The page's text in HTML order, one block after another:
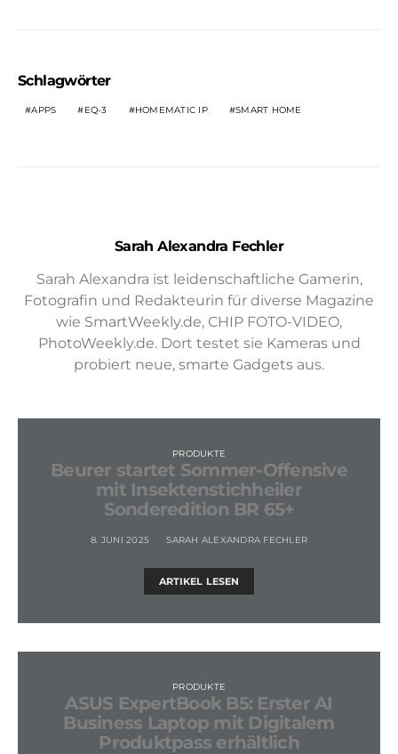
Schlagwörter
APPS EQ-3 HOMEMATIC IP SMART HOME
Sarah Alexandra Fechler
Sarah Alexandra ist leidenschaftliche Gamerin,
Fotografin und Redakteurin für diverse Magazine
wie SmartWeekly.de, CHIP FOTO-VIDEO,
PhotoWeekly.de. Dort testet sie Kameras und
probiert neue, smarte Gadgets aus.
PRODUKTE
Beurer startet Sommer-Offensive
mit Insektenstichheiler
Sonderedition BR 65+
8. JUNI 2025 SARAH ALEXANDRA FECHLER
ARTIKEL LESEN
PRODUKTE
ASUS ExpertBook B5: Erster AI
Business Laptop mit Digitalem
Produktpass erhältlich